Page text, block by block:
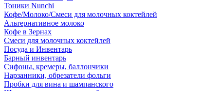
Тоники Nunchi
Кофе/Молоко/Смеси для молочных коктейлей
Альтернативное молоко
Кофе в Зернах
Смеси для молочных коктейлей
Посуда и Инвентарь
Барный инвентарь
Сифоны, кремеры, баллончики
Нарзанники, обрезатели фольги
Пробки для вина и шампанского